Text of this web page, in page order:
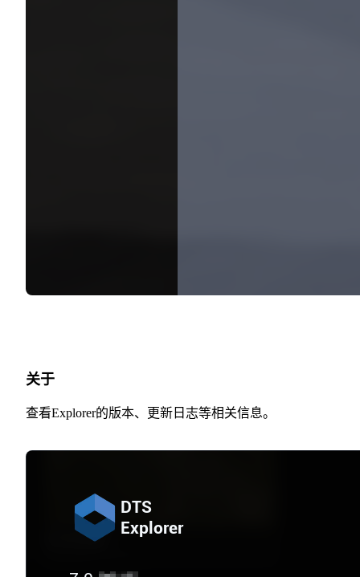
关于
查看Explorer的版本、更新日志等相关信息。